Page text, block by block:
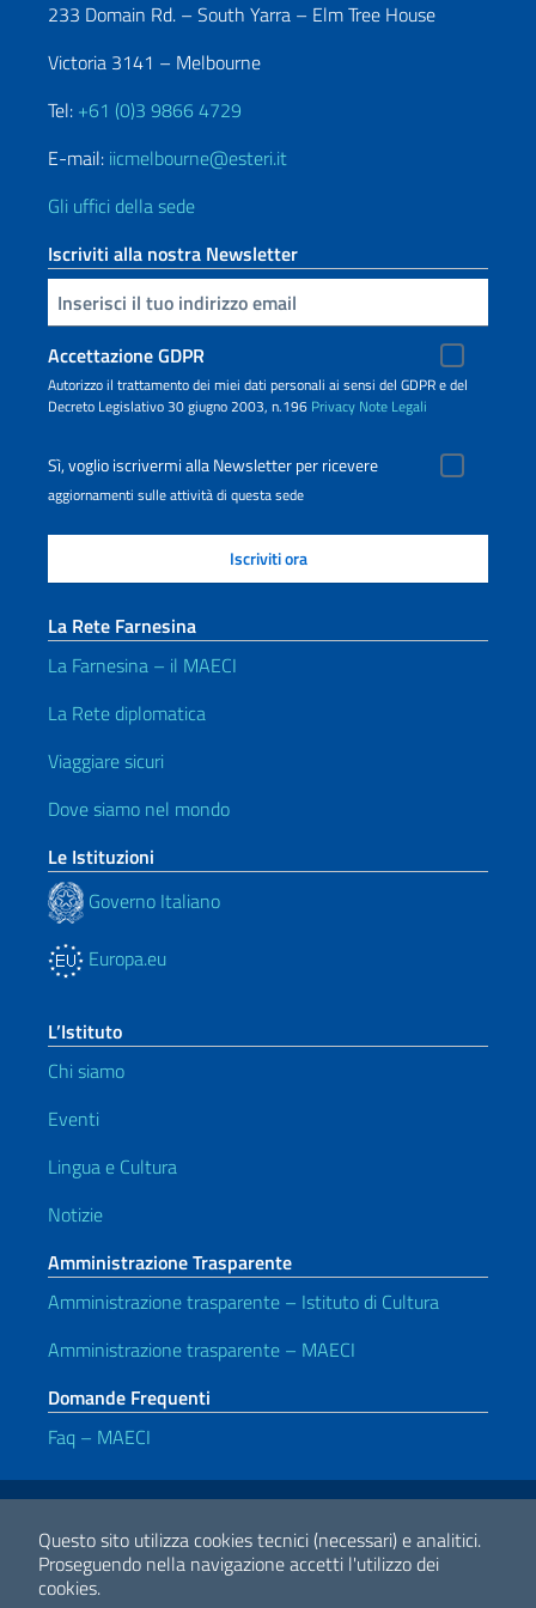
Questo sito utilizza cookies tecnici (necessari) e analitici.
Proseguendo nella navigazione accetti l'utilizzo dei
cookies.
233 Domain Rd. – South Yarra – Elm Tree House
Victoria 3141 – Melbourne
Tel: +61 (0)3 9866 4729
E-mail: iicmelbourne@esteri.it
Gli uffici della sede
Iscriviti alla nostra Newsletter
Inserisci la tua email
Accettazione GDPR
Autorizzo il trattamento dei miei dati personali ai sensi del GDPR e del
Decreto Legislativo 30 giugno 2003, n.196 Privacy Note Legali
Sì, voglio iscrivermi alla Newsletter per ricevere
aggiornamenti sulle attività di questa sede
La Rete Farnesina
La Farnesina – il MAECI
La Rete diplomatica
Viaggiare sicuri
Dove siamo nel mondo
Le Istituzioni
Governo Italiano
Europa.eu
L’Istituto
Chi siamo
Eventi
Lingua e Cultura
Notizie
Amministrazione Trasparente
Amministrazione trasparente – Istituto di Cultura
Amministrazione trasparente – MAECI
Domande Frequenti
Faq – MAECI
Link Utili